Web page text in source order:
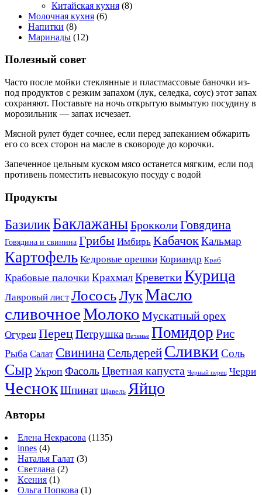
Китайская кухня (8)
Молочная кухня (6)
Напитки (8)
Маринады (12)
Полезный совет
Часто после мойки стеклянные и пластмассовые баночки из-
под продуктов с резким запахом (лук, селедка, соус) этот запах
сохраняют. Поставьте на ночь открытую вымытую посудину в
морозильник — запах исчезает.
Мясной рулет будет сочнее, если перед запеканием обжарить
его со всех сторон на масле в сковороде до корочки.
Запеченное цельным куском мясо останется мягким, если под
противень поместить невысокую посуду с водой
Продукты
БазиликБаклажаныБрокколиГовядина
Говядина и свинина Грибы Имбирь Кабачок Кальмар
Картофель Кедровые орешки Кориандр Краб
Крабовые палочки КрахмалКреветкиКурица
Лавровый лист ЛососьЛукМасло
сливочноеМолоко Мускатный орех
Огурец ПерецПетрушка Печенье Помидор Рис
Рыба Салат Свинина Сельдерей Сливки Соль
Сыр Укроп Фасоль Цветная капуста Черный перец Черри
ЧеснокШпинат Щавель Яйцо
Авторы
Елена Некрасова (1135)
innes (4)
Наталья Галат (3)
Светлана (2)
Ксения (1)
Ольга Попкова (1)